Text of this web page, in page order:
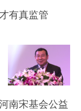
有真监管
南宋基会公益